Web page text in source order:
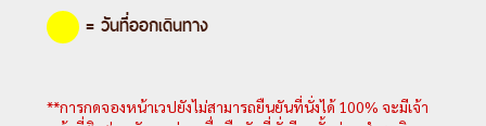
= วันที่ออกเดินทาง
**การกดจองหน้าเวปยังไม่สามารถยืนยันที่นั่งได้ 100% จะมีเจ้า